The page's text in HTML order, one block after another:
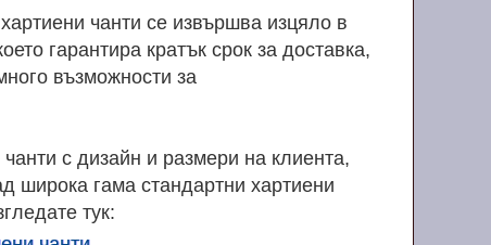
чанти се извършва изцяло в
гарантира кратък срок за доставка,
възможности за
с дизайн и размери на клиента,
широка гама стандартни хартиени
тук: